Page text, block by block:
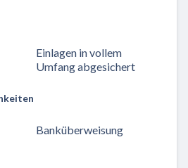
Einlagen in vollem
Umfang abgesichert
Banküberweisung